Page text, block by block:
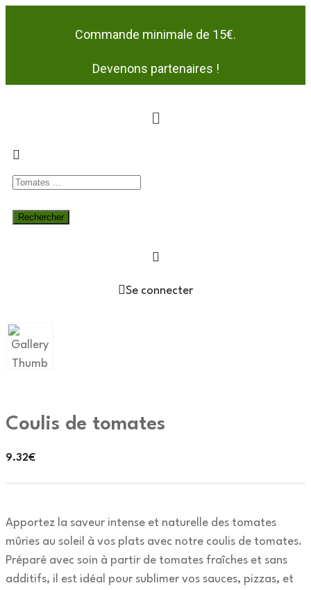
Commande minimale de 15€.
Devenons partenaires !
Se connecter
Coulis de tomates
9.32€
Apportez la saveur intense et naturelle des tomates
mûries au soleil à vos plats avec notre coulis de tomates.
Préparé avec soin à partir de tomates fraîches et sans
additifs, il est idéal pour sublimer vos sauces, pizzas, et